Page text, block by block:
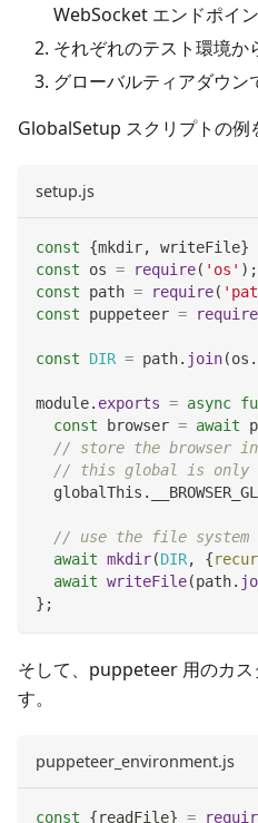
WebSocket エンドポイ
それぞれのテスト環境
グローバルティアダウ
GlobalSetup スクリプトの例
setup.js
const {mkdir, writeFile}
const os = require( 'os' ) ;
const path = require(
const puppeteer = require
const DIR = path. join(os .
module. exports = async
const browser = await
// store the browser
// this global is only
  globalThis
.
// use the file system
await mkdir(DIR, {
await writeFile(path.
} ;
そして、puppeteer 用のカス
す。
puppeteer_environment.js
const {readFile} =